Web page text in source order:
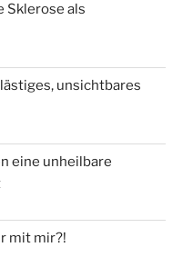
Sklerose als
unsichtbares
eine unheilbare
mit mir?!